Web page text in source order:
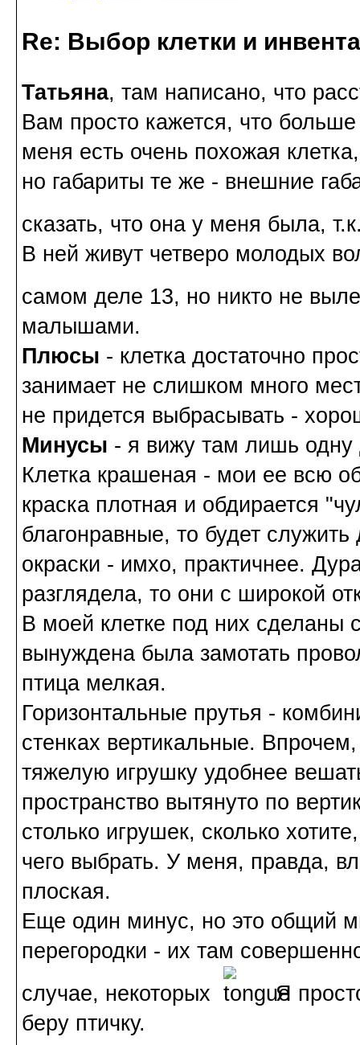
Re: Выбор клетки и
Татьяна, там написано, что
Вам просто кажется, что
меня есть очень похожая
но габариты те же - внешние
сказать, что она у меня была,
В ней живут четверо молодых
самом деле 13, но никто не
малышами.
Плюсы - клетка достаточно
занимает не слишком много
не придется выбрасывать -
Минусы - я вижу там лишь одну
Клетка крашеная - мои ее всю
краска плотная и обдирается
благонравные, то будет
окраски - имхо, практичнее.
разглядела, то они с широкой
В моей клетке под них сделаны
вынуждена была замотать
птица мелкая.
Горизонтальные прутья -
стенках вертикальные.
тяжелую игрушку удобнее
пространство вытянуто по
столько игрушек, сколько
чего выбрать. У меня, правда,
плоская.
Еще один минус, но это общий
перегородки - их там
случае, некоторых
Я
беру птичку.